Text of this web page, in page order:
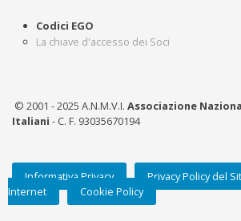
Codici EGO
La chiave d'accesso dei Soci
© 2001 - 2025 A.N.M.V.I. Associazione
Italiani - C. F. 93035670194
Informativa Privacy
Privacy Policy del
Internet
Cookie Policy